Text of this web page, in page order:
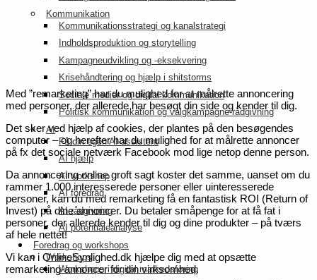
Kommunikation
Kommunikationsstrategi og kanalstrategi
Indholdsproduktion og storytelling
Kampagneudvikling og -eksekvering
Krisehåndtering og hjælp i shitstorms
Sociale medier og digital kommunikation
Politisk kommunikation og valgkampagne-rådgivning
AI
Få din egen AI-assistent
AI hjælp
AI workshop
AI foredrag
AI rådgivning
AI potentialeanalyse
Foredrag og workshops
Workshops
Workshops i digital markedsføring
Med ”remarketing” har du mulighed for at målrette annoncering
med personer, der allerede har besøgt din side og kender til dig.
Det sker ved hjælp af cookies, der plantes på den besøgendes
computer – og herefter har du mulighed for at målrette annoncer
på fx det sociale netværk Facebook mod lige netop denne person.
Da annoncering online groft sagt koster det samme, uanset om du
rammer 1.000 interesserede personer eller uinteresserede
personer, kan du med remarketing få en fantastisk ROI (Return of
Invest) på dine annoncer. Du betaler småpenge for at få fat i
personer, der allerede kender til dig og dine produkter – på tværs
af hele nettet!
Vi kan i OnlineSynlighed.dk hjælpe dig med at opsætte
remarketing-annoncer for din virksomhed.